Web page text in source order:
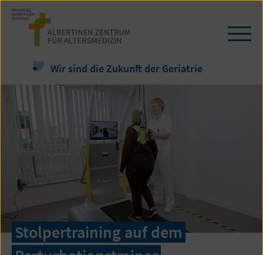
Zum
Seiteninhalt
springen
Wir sind die Zukunft der Geriatrie
Stolpertraining auf dem